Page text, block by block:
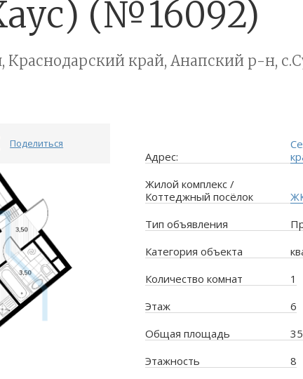
(№16092)
Краснодарский край, Анапский р-н,
Поделиться
Адрес:
Жилой комплекс /
Коттеджный посёлок
Тип объявления
Категория объекта
Количество комнат
1
Этаж
6
Общая площадь
Этажность
8